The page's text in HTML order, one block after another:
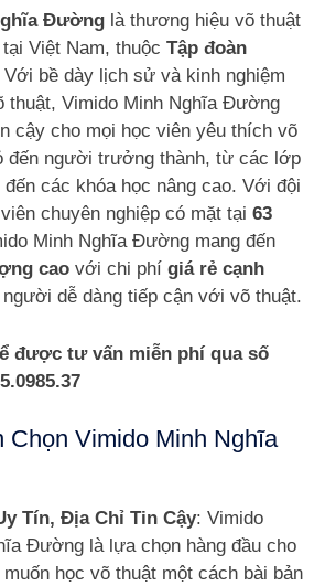
Đường là thương hiệu võ thuật
tại Việt Nam, thuộcTập đoàn
Với bề dày lịch sử và kinh nghiệm
thuật, Vimido Minh Nghĩa Đường
cậy cho mọi học viên yêu thích võ
đến người trưởng thành, từ các lớp
các khóa học nâng cao. Với đội
chuyên nghiệp có mặt tại63
Minh Nghĩa Đường mang đến
cao với chi phígiá rẻ cạnh
dễ dàng tiếp cận với võ thuật.
được tư vấn miễn phí qua số
Chọn Vimido Minh Nghĩa
Tín, Địa Chỉ Tin Cậy: Vimido
Đường là lựa chọn hàng đầu cho
học võ thuật một cách bài bản